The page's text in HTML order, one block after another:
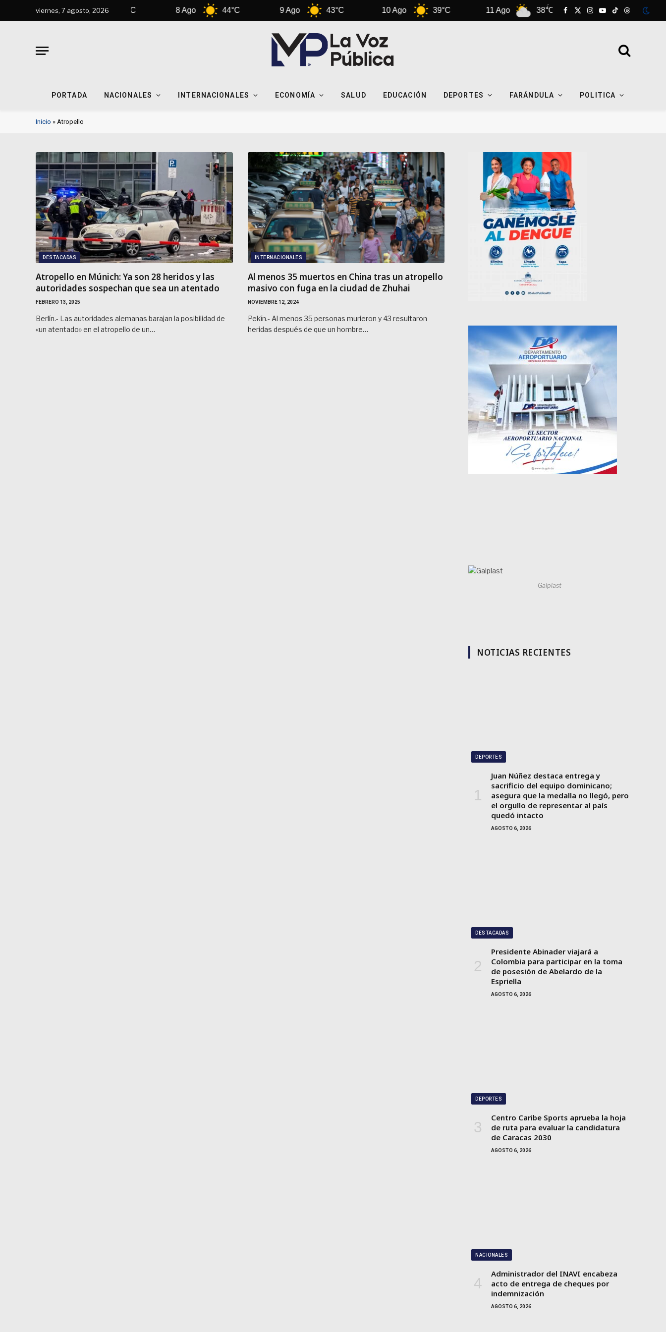
viernes, 7 agosto, 2026
7 Ago 42°C 44°C 43°C 39°C 38°C 12 Ago 38°C
Facebook
X
Instagram
YouTube
TikTokThreads
PORTADA NACIONALES INTERNACIONALES ECONOMÍA SALUD EDUCACIÓN DEPORTES FARÁNDULA POLITICA
Inicio » Atropello
DESTACADAS
Atropello en Múnich: Ya son 28 heridos y las
autoridades sospechan que sea un atentado
FEBRERO 13, 2025
Berlín.- Las autoridades alemanas barajan la posibilidad de
«un atentado» en el atropello de un…
INTERNACIONALES
Al menos 35 muertos en China tras un atropello
masivo con fuga en la ciudad de Zhuhai
NOVIEMBRE 12, 2024
Pekín.- Al menos 35 personas murieron y 43 resultaron
heridas después de que un hombre…
Galplast
NOTICIAS RECIENTES
DEPORTES
Juan Núñez destaca entrega y
sacrificio del equipo dominicano;
asegura que la medalla no llegó, pero
el orgullo de representar al país
quedó intacto
AGOSTO 6, 2026
DESTACADAS
Presidente Abinader viajará a
Colombia para participar en la toma
de posesión de Abelardo de la
Espriella
AGOSTO 6, 2026
DEPORTES
Centro Caribe Sports aprueba la hoja
de ruta para evaluar la candidatura
de Caracas 2030
AGOSTO 6, 2026
NACIONALES
Administrador del INAVI encabeza
acto de entrega de cheques por
indemnización
AGOSTO 6, 2026